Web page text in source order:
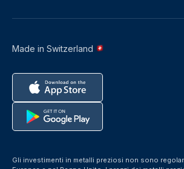
Made in Switzerland
Gli investimenti in metalli preziosi non sono